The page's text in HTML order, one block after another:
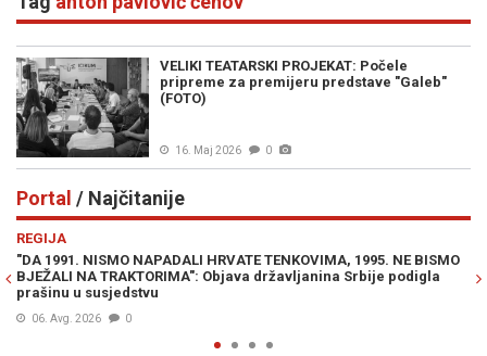
VELIKI TEATARSKI PROJEKAT: Počele
pripreme za premijeru predstave "Galeb"
(FOTO)
16. Maj 2026 0
Portal / Najčitanije
REGIJA
"DA 1991. NISMO NAPADALI HRVATE TENKOVIMA, 1995. NE BISMO
BJEŽALI NA TRAKTORIMA": Objava državljanina Srbije podigla
prašinu u susjedstvu
06. Avg. 2026 0